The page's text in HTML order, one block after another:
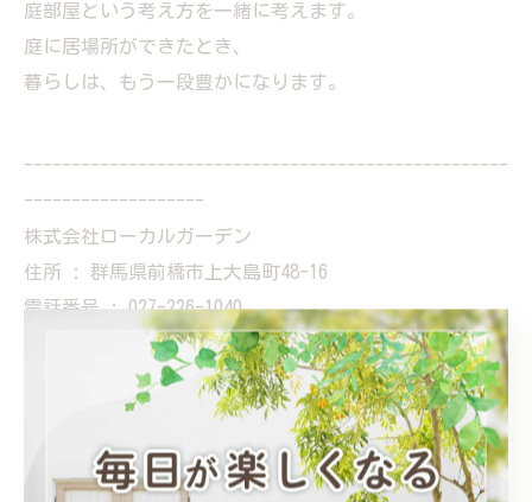
庭部屋という考え方を一緒に考えます。
庭に居場所ができたとき、
暮らしは、もう一段豊かになります。
---------------------------------------------------
-------------------
株式会社ローカルガーデン
住所 : 群馬県前橋市上大島町48-16
電話番号 : 027-226-1040
前橋で理想の庭づくりをお手伝い
前橋でリフォームのご相談